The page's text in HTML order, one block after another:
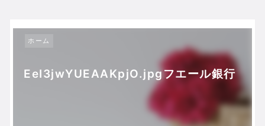
ホーム
EeI3jwYUEAAKpjO.jpgフエール銀行